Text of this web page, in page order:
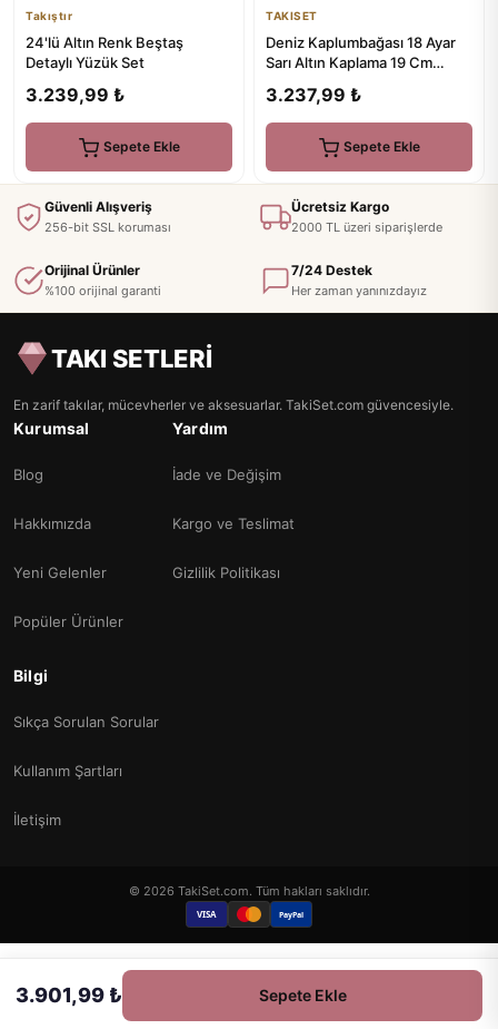
Takıştır
24'lü Altın Renk Beştaş
Detaylı Yüzük Set
3.239,99 ₺
Sepete Ekle
TAKISET
Deniz Kaplumbağası 18 Ayar
Sarı Altın Kaplama 19 Cm
3.237,99 ₺
Sepete Ekle
3.901,99 ₺ Sepete Ekle
Güvenli Alışveriş
256-bit SSL koruması
Ücretsiz Kargo
2000 TL üzeri siparişlerde
Orijinal Ürünler
%100 orijinal garanti
7/24 Destek
Her zaman yanınızdayız
TAKI SETLERİ
En zarif takılar, mücevherler ve aksesuarlar. TakiSet.com güvencesiyle.
Kurumsal
Blog
Hakkımızda
Yeni Gelenler
Popüler Ürünler
Yardım
İade ve Değişim
Kargo ve Teslimat
Gizlilik Politikası
Bilgi
Sıkça Sorulan Sorular
Kullanım Şartları
İletişim
© 2026 TakiSet.com. Tüm hakları saklıdır.
VISA PayPal